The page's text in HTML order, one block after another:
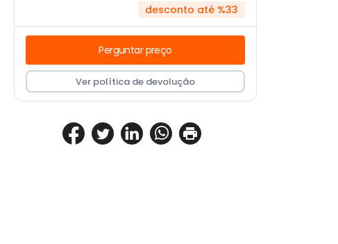
desconto até %33
Perguntar preço
Ver política de devolução